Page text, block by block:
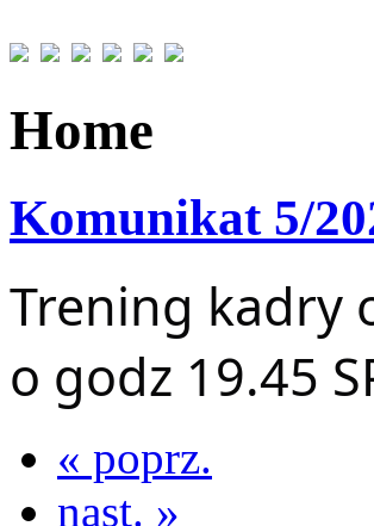
Home
Komunikat 5/
Trening kadry
o godz 19.45
« poprz.
nast. »